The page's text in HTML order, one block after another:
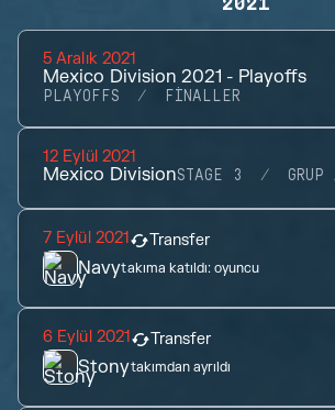
5 Aralık 2021
Mexico Division 2021 - Playoffs
PLAYOFFS FINALLER
12 Eylül 2021
Mexico DivisionSTAGE 3 GRUP
7 Eylül 2021 Transfer
Navytakıma katıldı: oyuncu
6 Eylül 2021 Transfer
Stonytakımdan ayrıldı